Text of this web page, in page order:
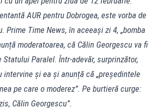
AUR pentru Dobrogea, este vorba de
Prime Time News, în aceeași zi 4, „bomba
moderatoarea, că Călin Georgescu va fi
Paralel. Într-adevăr, surprinzător,
intervine și ea și anunță că „președintele
pe care o moderez”. Pe burtieră curge:
Călin Georgescu”.